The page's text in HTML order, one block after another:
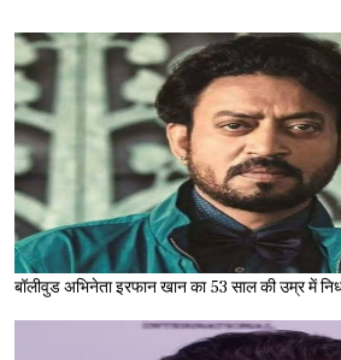
बॉलीवुड अभिनेता इरफान खान का 53 साल की उम्र में